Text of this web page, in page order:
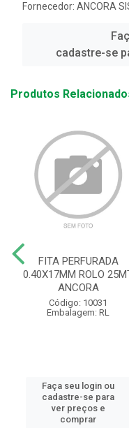
Fornecedor: ANCORA
cadastre-se
Produtos
FITA PERFURADA
0.40X17MM ROLO
ANCORA
Código: 10031
Embalagem: RL
Faça seu login ou
cadastre-se para
ver preços e
comprar